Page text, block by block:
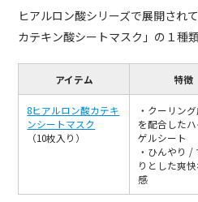
ヒアルロン酸シリーズで展開され
カテキン酸シートマスク」の１種類
アイテム 特徴
8ヒアルロン酸カテキ
ンシートマスク
（10枚入り）
・クーリン
を配合した
ゲルシート
・ひんやり /
りとした爽
感